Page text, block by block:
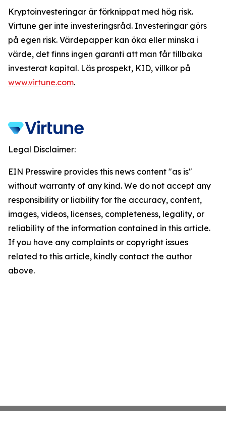
Kryptoinvesteringar är förknippat med hög risk.
Virtune ger inte investeringsråd. Investeringar görs
på egen risk. Värdepapper kan öka eller minska i
värde, det finns ingen garanti att man får tillbaka
investerat kapital. Läs prospekt, KID, villkor på
www.virtune.com.
Legal Disclaimer:
EIN Presswire provides this news content "as is"
without warranty of any kind. We do not accept any
responsibility or liability for the accuracy, content,
images, videos, licenses, completeness, legality, or
reliability of the information contained in this article.
If you have any complaints or copyright issues
related to this article, kindly contact the author
above.